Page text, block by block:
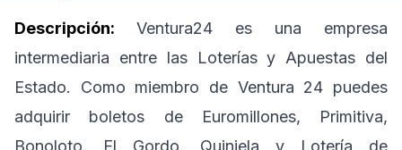
Descripción: Ventura24 es una empresa
intermediaria entre las Loterías y Apuestas del
Estado. Como miembro de Ventura 24 puedes
adquirir boletos de Euromillones, Primitiva,